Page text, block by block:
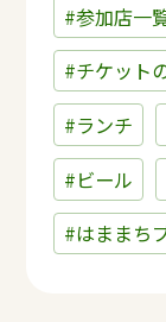
#参加店一
#チケット
#ランチ
#ビール
#はままち